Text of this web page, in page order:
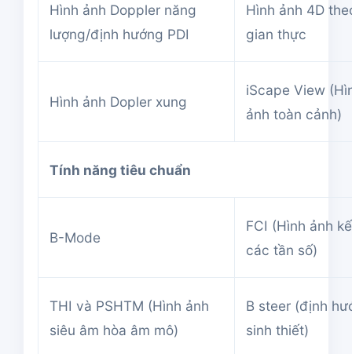
Hình ảnh Doppler năng
lượng/định hướng PDI
Hình ảnh 4D
gian thực
Hình ảnh Dopler xung
iScape View
ảnh toàn cảnh)
Tính năng tiêu chuẩn
B-Mode
FCI (Hình ảnh
các tần số)
THI và PSHTM (Hình ảnh
siêu âm hòa âm mô)
B steer (định
sinh thiết)